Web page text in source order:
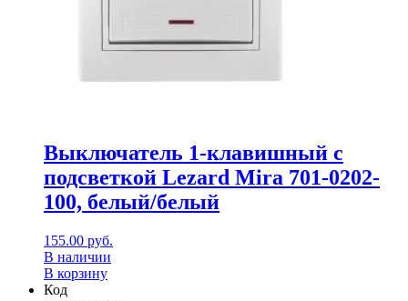
Выключатель 1-клавишный с
подсветкой Lezard Mira 701-0202-
100, белый/белый
155.00 руб.
В наличии
В корзину
Код